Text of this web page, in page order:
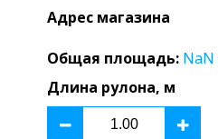
Адрес магазина
Общая площадь: NaN
Длина рулона, м